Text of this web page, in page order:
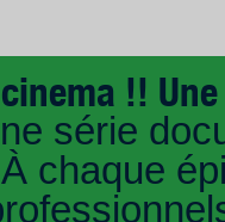
!!
série
chaque